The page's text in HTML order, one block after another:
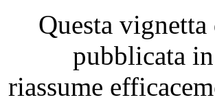
Questa
pubblicata
riassume